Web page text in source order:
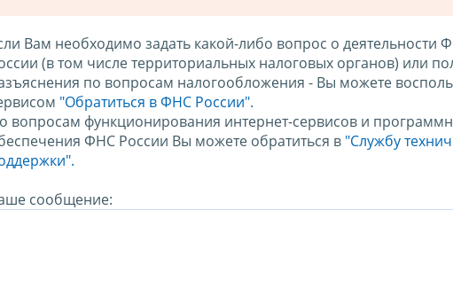
Вам необходимо задать какой-либо вопрос о деятельности
(в том числе территориальных налоговых органов) или
по вопросам налогообложения - Вы можете
"Обратиться в ФНС России".
вопросам функционирования интернет-сервисов и
ФНС России Вы можете обратиться в "Службу
сообщение: